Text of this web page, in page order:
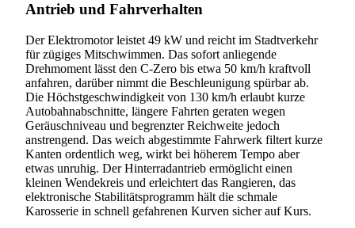
Antrieb und Fahrverhalten
Der Elektromotor leistet 49 kW und reicht im Stadtverkehr
für zügiges Mitschwimmen. Das sofort anliegende
Drehmoment lässt den C-Zero bis etwa 50 km/h kraftvoll
anfahren, darüber nimmt die Beschleunigung spürbar ab.
Die Höchstgeschwindigkeit von 130 km/h erlaubt kurze
Autobahnabschnitte, längere Fahrten geraten wegen
Geräuschniveau und begrenzter Reichweite jedoch
anstrengend. Das weich abgestimmte Fahrwerk filtert kurze
Kanten ordentlich weg, wirkt bei höherem Tempo aber
etwas unruhig. Der Hinterradantrieb ermöglicht einen
kleinen Wendekreis und erleichtert das Rangieren, das
elektronische Stabilitätsprogramm hält die schmale
Karosserie in schnell gefahrenen Kurven sicher auf Kurs.